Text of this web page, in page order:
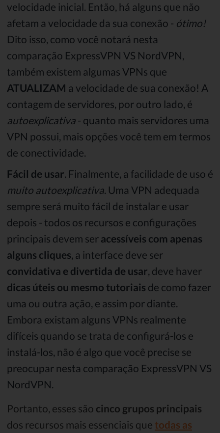
velocidade inicial. Então, há alguns que não
afetam a velocidade da sua conexão - ótimo!
Dito isso, como você notará nesta
comparação ExpressVPN VS NordVPN,
também existem algumas VPNs que
ATUALIZAM a velocidade de sua conexão! A
contagem de servidores, por outro lado, é
autoexplicativa - quanto mais servidores uma
VPN possui, mais opções você tem em termos
de conectividade.
Fácil de usar. Finalmente, a facilidade de uso é
muito autoexplicativa. Uma VPN adequada
sempre será muito fácil de instalar e usar
depois - todos os recursos e configurações
principais devem ser acessíveis com apenas
alguns cliques, a interface deve ser
convidativa e divertida de usar, deve haver
dicas úteis ou mesmo tutoriais de como fazer
uma ou outra ação, e assim por diante.
Embora existam alguns VPNs realmente
difíceis quando se trata de configurá-los e
instalá-los, não é algo que você precise se
preocupar nesta comparação ExpressVPN VS
NordVPN.
Portanto, esses são cinco grupos principais
dos recursos mais essenciais que todas as